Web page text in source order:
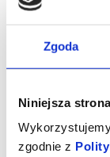
Zgoda
Niniejsza
zgodnie z